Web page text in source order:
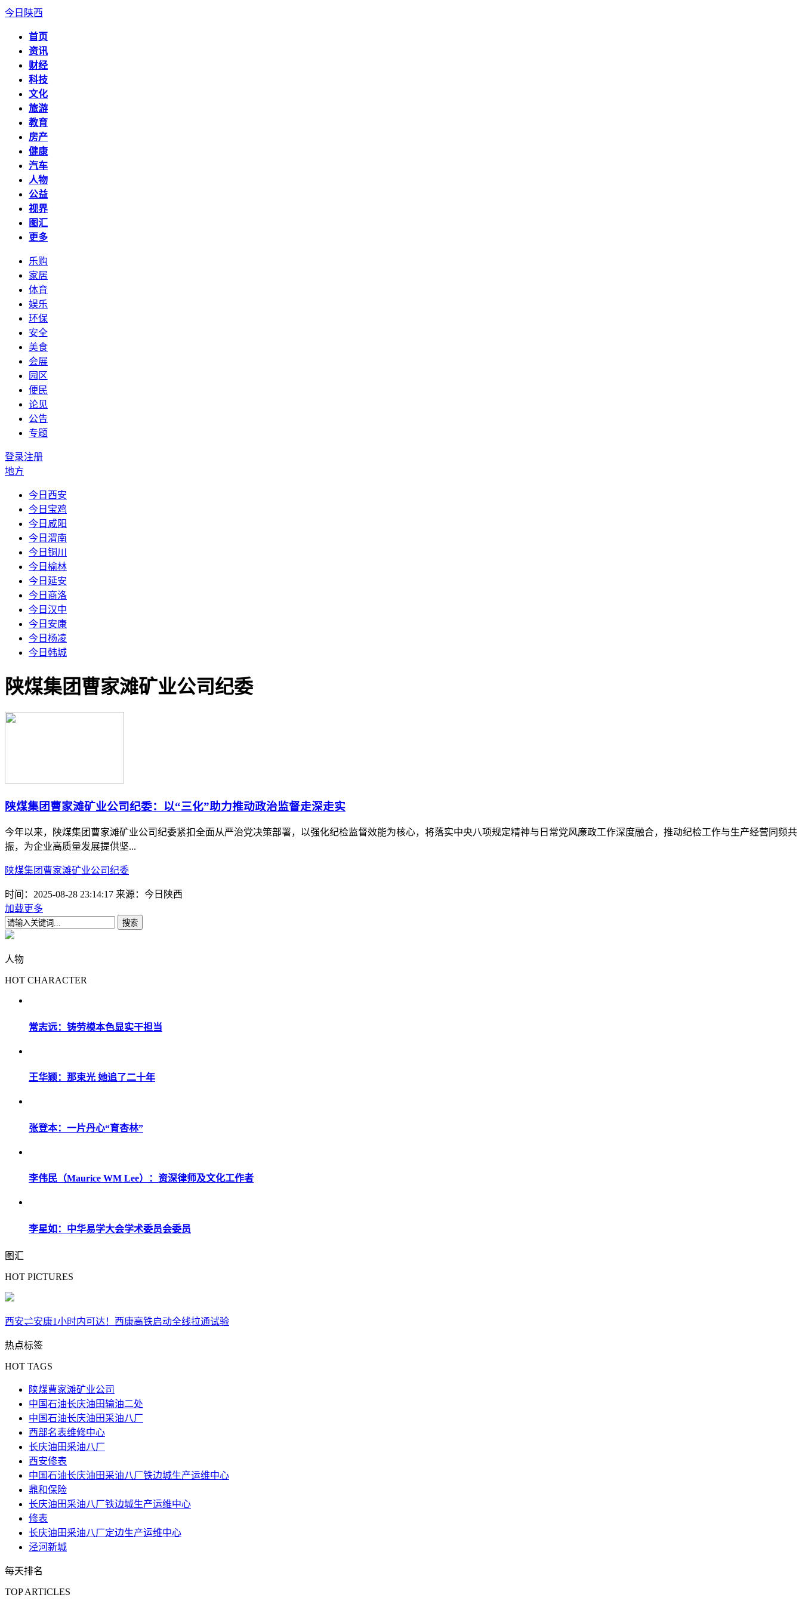
今日陕西
首页
资讯
财经
科技
文化
旅游
教育
房产
健康
汽车
人物
公益
视界
图汇
更多
乐购
家居
体育
娱乐
环保
安全
美食
会展
园区
便民
论见
公告
专题
登录注册
地方
今日西安
今日宝鸡
今日咸阳
今日渭南
今日铜川
今日榆林
今日延安
今日商洛
今日汉中
今日安康
今日杨凌
今日韩城
陕煤集团曹家滩矿业公司纪委
陕煤集团曹家滩矿业公司纪委：以“三化”助力推动政治监督走深走实
今年以来，陕煤集团曹家滩矿业公司纪委紧扣全面从严治党决策部署，以强化纪检监督效能为核心，将落实中央八项规定精神与日常党风廉政工作深度融合，推动纪检工作与生产经营同频共
振，为企业高质量发展提供坚...
陕煤集团曹家滩矿业公司纪委
时间：2025-08-28 23:14:17 来源：今日陕西
加载更多
人物
HOT CHARACTER
常志远：铸劳模本色显实干担当
王华颖：那束光 她追了二十年
张登本：一片丹心“育杏林”
李伟民（Maurice WM Lee）：资深律师及文化工作者
李星如：中华易学大会学术委员会委员
图汇
HOT PICTURES
西安⇌安康1小时内可达！西康高铁启动全线拉通试验
热点标签
HOT TAGS
陕煤曹家滩矿业公司
中国石油长庆油田输油二处
中国石油长庆油田采油八厂
西部名表维修中心
长庆油田采油八厂
西安修表
中国石油长庆油田采油八厂铁边城生产运维中心
鼎和保险
长庆油田采油八厂铁边城生产运维中心
修表
长庆油田采油八厂定边生产运维中心
泾河新城
每天排名
TOP ARTICLES